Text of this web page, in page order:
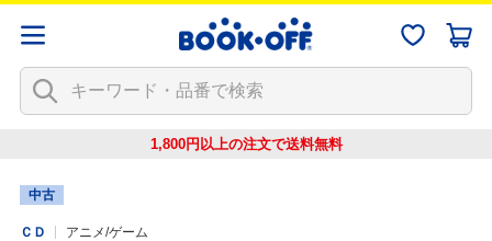
1,800円以上の注文で送料無料
中古
ＣＤ アニメ/ゲーム